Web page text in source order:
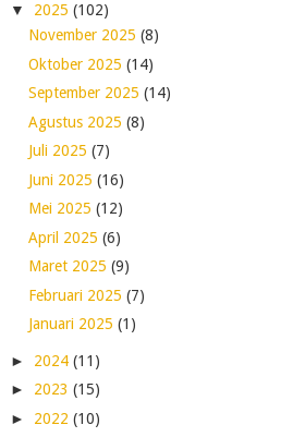
▼ 2025 (102)
November 2025 (8)
Oktober 2025 (14)
September 2025 (14)
Agustus 2025 (8)
Juli 2025 (7)
Juni 2025 (16)
Mei 2025 (12)
April 2025 (6)
Maret 2025 (9)
Februari 2025 (7)
Januari 2025 (1)
► 2024 (11)
► 2023 (15)
► 2022 (10)